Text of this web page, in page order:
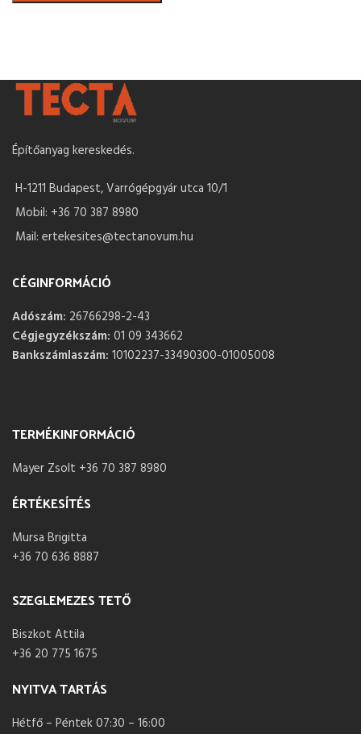
Építőanyag kereskedés.
H-1211 Budapest, Varrógépgyár utca 10/1
Mobil: +36 70 387 8980
Mail: ertekesites@tectanovum.hu
CÉGINFORMÁCIÓ
Adószám: 26766298-2-43
Cégjegyzékszám: 01 09 343662
Bankszámlaszám: 10102237-33490300-01005008
TERMÉKINFORMÁCIÓ
Mayer Zsolt +36 70 387 8980
ÉRTÉKESÍTÉS
Mursa Brigitta
+36 70 636 8887
SZEGLEMEZES TETŐ
Biszkot Attila
+36 20 775 1675
NYITVA TARTÁS
Hétfő – Péntek 07:30 – 16:00